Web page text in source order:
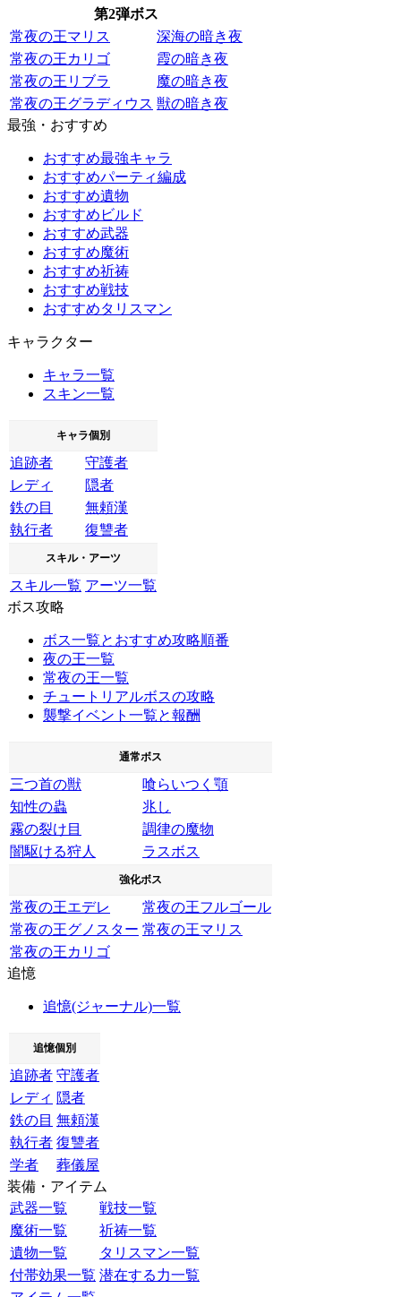
第2弾ボス
常夜の王マリス
深海の暗き夜
常夜の王カリゴ
霞の暗き夜
常夜の王リブラ
魔の暗き夜
常夜の王グラディウス 獣の暗き夜
最強・おすすめ
おすすめ最強キャラ
おすすめパーティ編成
おすすめ遺物
おすすめビルド
おすすめ武器
おすすめ魔術
おすすめ祈祷
おすすめ戦技
おすすめタリスマン
キャラクター
キャラ一覧
スキン一覧
キャラ個別
追跡者
守護者
レディ
隠者
鉄の目
無頼漢
執行者
復讐者
スキル・アーツ
スキル一覧 アーツ一覧
ボス攻略
ボス一覧とおすすめ攻略順番
夜の王一覧
常夜の王一覧
チュートリアルボスの攻略
襲撃イベント一覧と報酬
通常ボス
三つ首の獣
喰らいつく顎
知性の蟲
兆し
霧の裂け目
調律の魔物
闇駆ける狩人
ラスボス
強化ボス
常夜の王エデレ
常夜の王フルゴール
常夜の王グノスター 常夜の王マリス
常夜の王カリゴ
追憶
追憶(ジャーナル)一覧
追憶個別
追跡者 守護者
レディ 隠者
鉄の目 無頼漢
執行者 復讐者
学者
葬儀屋
装備・アイテム
武器一覧
戦技一覧
魔術一覧
祈祷一覧
遺物一覧
タリスマン一覧
付帯効果一覧 潜在する力一覧